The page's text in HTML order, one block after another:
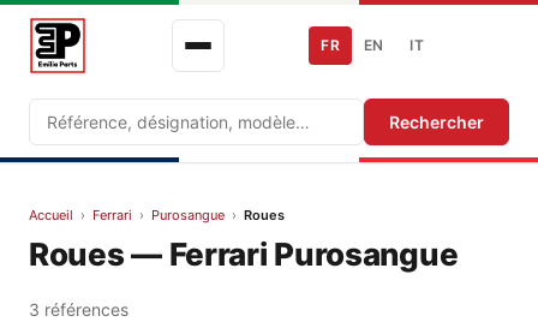
Recherche Rechercher
FR EN IT
Accueil › Ferrari › Purosangue › Roues
Roues — Ferrari Purosangue
3 références